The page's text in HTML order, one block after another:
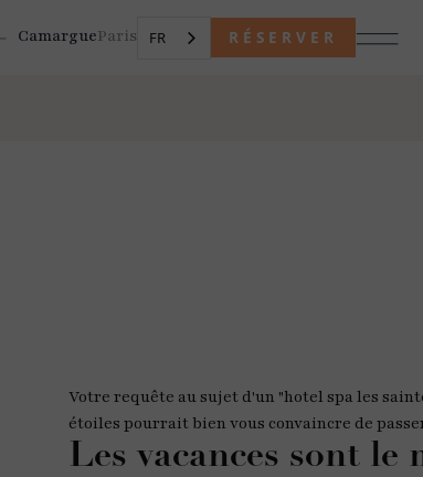
CamargueParis FR RÉSERVER
Votre requête au sujet d'un "hotel spa les
étoiles pourrait bien vous convaincre de
Les vacances sont